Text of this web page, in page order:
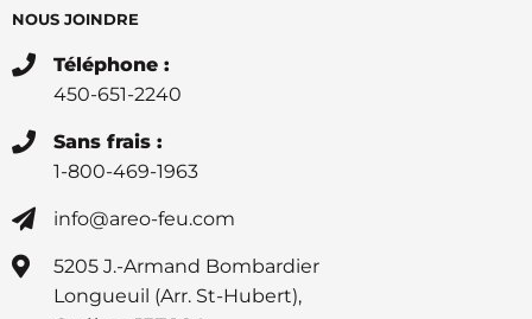
NOUS JOINDRE
Téléphone :
450-651-2240
Sans frais :
1-800-469-1963
info@areo-feu.com
5205 J.-Armand Bombardier
Longueuil (Arr. St-Hubert),